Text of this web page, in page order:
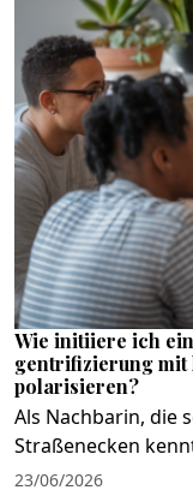
Wie initiiere ich
gentrifizierung mit
polarisieren?
Als Nachbarin, die
Straßenecken
23/06/2026